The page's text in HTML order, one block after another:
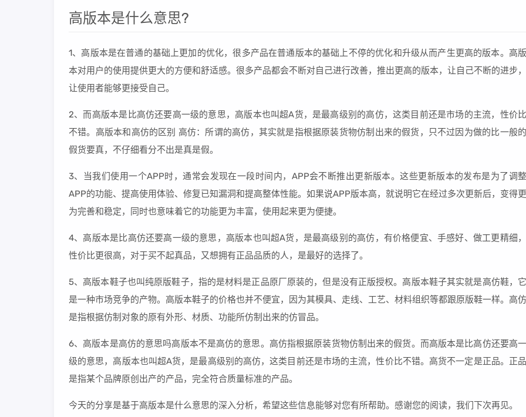
高版本是什么意思?
1、高版本是在普通的基础上更加的优化，很多产品在普通版本的基础上不停的优化和升级从而产生更高的版本。高版
本对用户的使用提供更大的方便和舒适感。很多产品都会不断对自己进行改善，推出更高的版本，让自己不断的进步，
让使用者能够更接受自己。
2、而高版本是比高仿还要高一级的意思，高版本也叫超A货，是最高级别的高仿，这类目前还是市场的主流，性价比
不错。高版本和高仿的区别 高仿：所谓的高仿，其实就是指根据原装货物仿制出来的假货，只不过因为做的比一般的
假货要真，不仔细看分不出是真是假。
3、当我们使用一个APP时，通常会发现在一段时间内，APP会不断推出更新版本。这些更新版本的发布是为了调整
APP的功能、提高使用体验、修复已知漏洞和提高整体性能。如果说APP版本高，就说明它在经过多次更新后，变得更
为完善和稳定，同时也意味着它的功能更为丰富，使用起来更为便捷。
4、高版本是比高仿还要高一级的意思，高版本也叫超A货，是最高级别的高仿，有价格便宜、手感好、做工更精细，
性价比更很高，对于买不起真品，又想拥有正品品质的人，是最好的选择了。
5、高版本鞋子也叫纯原版鞋子，指的是材料是正品原厂原装的，但是没有正版授权。高版本鞋子其实就是高仿鞋，它
是一种市场竞争的产物。高版本鞋子的价格也并不便宜，因为其模具、走线、工艺、材料组织等都跟原版鞋一样。高仿
是指根据仿制对象的原有外形、材质、功能所仿制出来的仿冒品。
6、高版本是高仿的意思吗高版本不是高仿的意思。高仿指根据原装货物仿制出来的假货。而高版本是比高仿还要高一
级的意思，高版本也叫超A货，是最高级别的高仿，这类目前还是市场的主流，性价比不错。高货不一定是正品。正品
是指某个品牌原创出产的产品，完全符合质量标准的产品。
今天的分享是基于高版本是什么意思的深入分析，希望这些信息能够对您有所帮助。感谢您的阅读，我们下次再见。